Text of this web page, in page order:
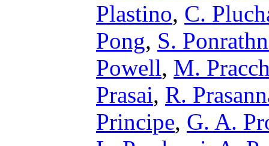
Plastino, C.
Pong, S.
Powell, M.
Prasai, R.
Principe, G. A.